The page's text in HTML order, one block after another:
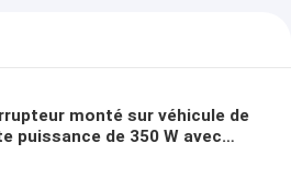
monté sur véhicule de
puissance de 350 W avec